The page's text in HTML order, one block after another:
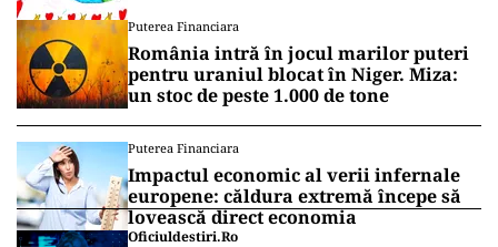
Puterea Financiara
România intră în jocul marilor puteri
pentru uraniul blocat în Niger. Miza:
un stoc de peste 1.000 de tone
Puterea Financiara
Impactul economic al verii infernale
europene: căldura extremă începe să
lovească direct economia
Oficiuldestiri.ro